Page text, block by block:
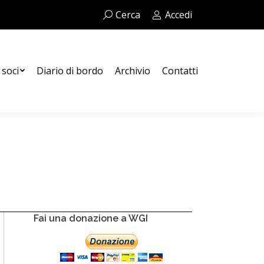
Cerca:Cerca Accedi
Diario di bordo Archivio Contatti
Fai una donazione a WGI
Contatti